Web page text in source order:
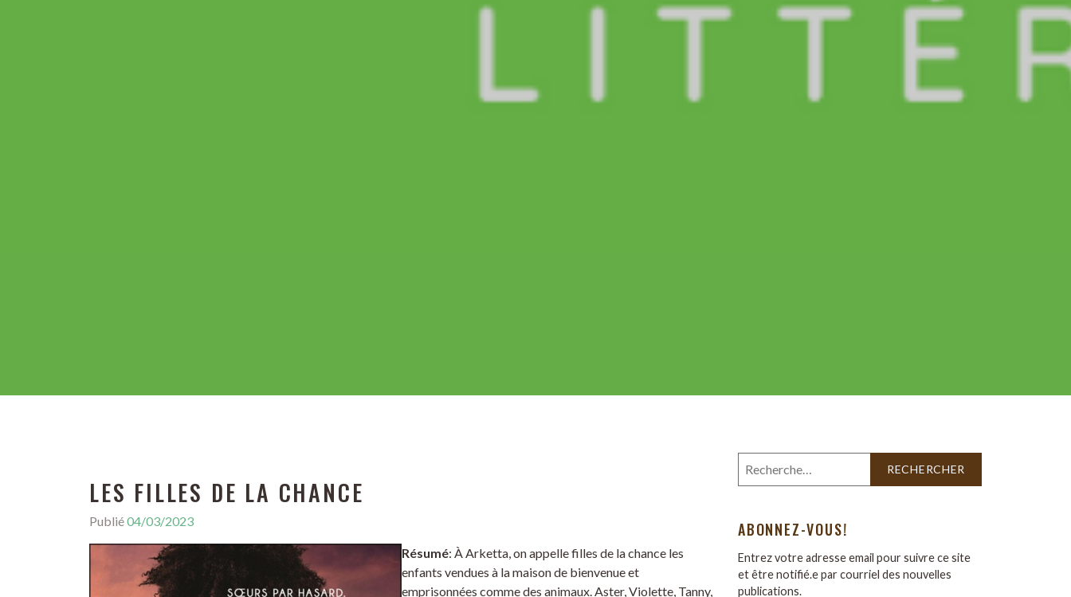
LES FILLES DE LA CHANCE
Publié04/03/2023
Résumé: À Arketta, on appelle filles de la chance les
enfants vendues à la maison de bienvenue et
emprisonnées comme des animaux. Aster, Violette, Tanny,
ABONNEZ-VOUS!
Entrez votre adresse email pour suivre ce site
et être notifié.e par courriel des nouvelles
publications.